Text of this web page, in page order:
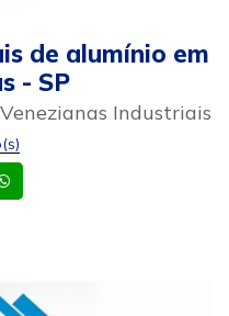
de alumínio em
- SP
Industriais